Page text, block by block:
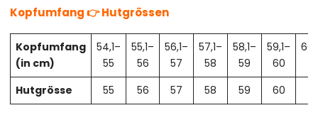
Kopfumfang 👉 Hutgrössen
Kopfumfang
(in cm)
54,1–
55
55,1–
56
56,1–
57
57,1–
58
58,1–
59
59,1–
60
Hutgrösse
55 56 57 58 59 60